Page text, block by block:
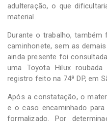
adulteração, o que
material.
Durante o trabalho,
caminhonete, sem as
ainda presente foi
uma Toyota Hilux
registro feito na 74ª DP, em
Após a constatação, o
e o caso encaminhado
formalizado. Por